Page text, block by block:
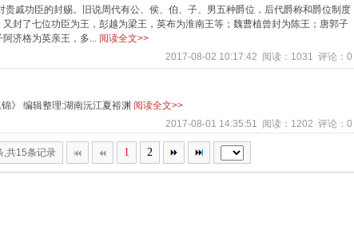
戚功臣的封赐。旧说周代有公、侯、伯、子、男五种爵位，后代爵称和爵位制度
封了七位功臣为王，彭越为梁王，英布为淮南王等；魏曹植曾封为陈王；唐郭子
济格为英亲王，多... 阅读全文>>
2017-08-02 10:17:42 阅读：1031 评论：0
》 编辑整理:湖南沅江夏裕渊 阅读全文>>
2017-08-01 14:35:51 阅读：1202 评论：0
,共15条记录 1 2